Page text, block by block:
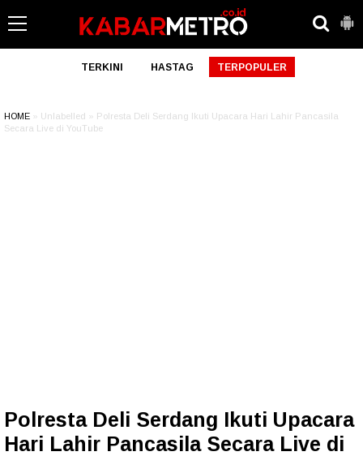
TERKINI HASTAG TERPOPULER
HOME » Unlabelled » Polresta Deli Serdang Ikuti Upacara Hari Lahir Pancasila
Secara Live di YouTube
Polresta Deli Serdang Ikuti Upacara
Hari Lahir Pancasila Secara Live di